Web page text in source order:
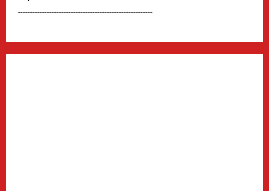
--------------------------------------------------------